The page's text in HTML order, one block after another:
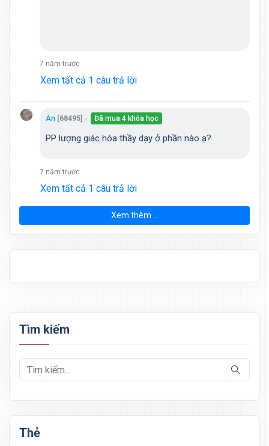
7 năm trước
Xem tất cả 1 câu trả lời
An [68495] ● Đã mua 4 khóa học
PP lượng giác hóa thầy dạy ở phần nào ạ?
7 năm trước
Xem tất cả 1 câu trả lời
Xem thêm ...
Tìm kiếm
Thẻ